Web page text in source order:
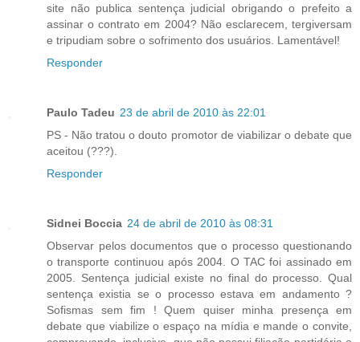
site não publica sentença judicial obrigando o prefeito a
assinar o contrato em 2004? Não esclarecem, tergiversam
e tripudiam sobre o sofrimento dos usuários. Lamentável!
Responder
Paulo Tadeu 23 de abril de 2010 às 22:01
PS - Não tratou o douto promotor de viabilizar o debate que
aceitou (???).
Responder
Sidnei Boccia 24 de abril de 2010 às 08:31
Observar pelos documentos que o processo questionando
o transporte continuou após 2004. O TAC foi assinado em
2005. Sentença judicial existe no final do processo. Qual
sentença existia se o processo estava em andamento ?
Sofismas sem fim ! Quem quiser minha presença em
debate que viabilize o espaço na mídia e mande o convite,